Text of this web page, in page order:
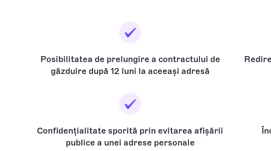
Posibilitatea de prelungire a contractului de
găzduire după 12 luni la aceeași adresă
Confidențialitate sporită prin evitarea afișării
publice a unei adrese personale